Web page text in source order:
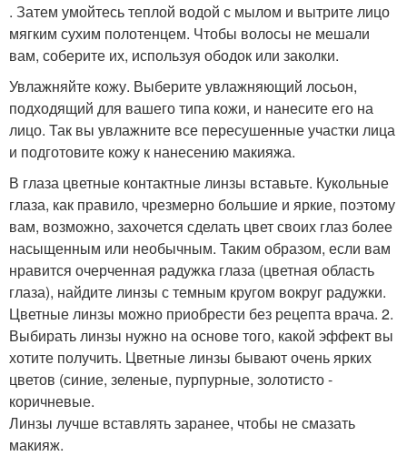
. Затем умойтесь теплой водой с мылом и вытрите лицо
мягким сухим полотенцем. Чтобы волосы не мешали
вам, соберите их, используя ободок или заколки.
Увлажняйте кожу. Выберите увлажняющий лосьон,
подходящий для вашего типа кожи, и нанесите его на
лицо. Так вы увлажните все пересушенные участки лица
и подготовите кожу к нанесению макияжа.
В глаза цветные контактные линзы вставьте. Кукольные
глаза, как правило, чрезмерно большие и яркие, поэтому
вам, возможно, захочется сделать цвет своих глаз более
насыщенным или необычным. Таким образом, если вам
нравится очерченная радужка глаза (цветная область
глаза), найдите линзы с темным кругом вокруг радужки.
Цветные линзы можно приобрести без рецепта врача. 2.
Выбирать линзы нужно на основе того, какой эффект вы
хотите получить. Цветные линзы бывают очень ярких
цветов (синие, зеленые, пурпурные, золотисто -
коричневые.
Линзы лучше вставлять заранее, чтобы не смазать
макияж.